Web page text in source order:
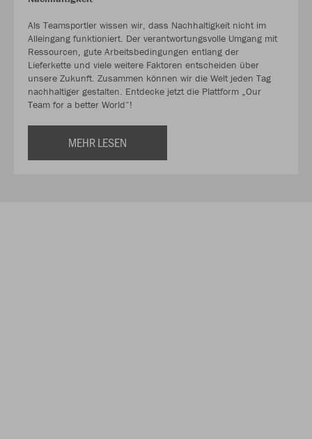
Als Teamsportler wissen wir, dass Nachhaltigkeit nicht im
Alleingang funktioniert. Der verantwortungsvolle Umgang mit
Ressourcen, gute Arbeitsbedingungen entlang der
Lieferkette und viele weitere Faktoren entscheiden über
unsere Zukunft. Zusammen können wir die Welt jeden Tag
nachhaltiger gestalten. Entdecke jetzt die Plattform „Our
Team for a better World“!
MEHR LESEN